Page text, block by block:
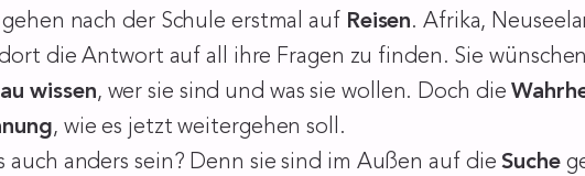
nach der Schule erstmal auf Reisen. Afrika,
die Antwort auf all ihre Fragen zu finden. Sie wünschen
wissen, wer sie sind und was sie wollen. Doch die
, wie es jetzt weitergehen soll.
auch anders sein? Denn sie sind im Außen auf dieSuche